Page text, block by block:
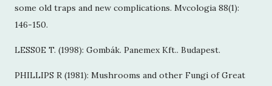
some old traps and new complications. Mvcologia 88(1):
146-150.
LESS0E T. (1998): Gombák. Panemex Kft.. Budapest.
PHILLIPS R (1981): Mushrooms and other Fungi of Great